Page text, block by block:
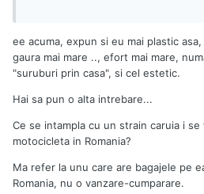
ee acuma, expun si eu mai plastic
gaura mai mare .., efort mai mare,
"suruburi prin casa", si cel estetic.
Hai sa pun o alta intrebare...
Ce se intampla cu un strain caruia i
motocicleta in Romania?
Ma refer la unu care are bagajele pe
Romania, nu o vanzare-cumparare.